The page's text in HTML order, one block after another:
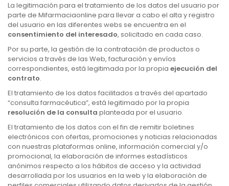
La legitimación para el tratamiento de los datos del usuario por
parte de Mifarmaciaonline para llevar a cabo el alta y registro
del usuario en las diferentes webs se encuentra en el
consentimiento del interesado, solicitado en cada caso.
Por su parte, la gestión de la contratación de productos o
servicios a través de las Web, facturación y envíos
correspondientes, está legitimada por la propia ejecución del
contrato.
El tratamiento de los datos facilitados a través del apartado
“consulta farmacéutica”, está legitimado por la propia
resolución de la consulta planteada por el usuario.
El tratamiento de los datos con el fin de remitir boletines
electrónicos con ofertas, promociones y noticias relacionadas
con nuestras plataformas online, información comercial y/o
promocional, la elaboración de informes estadísticos
anónimos respecto a los hábitos de acceso y la actividad
desarrollada por los usuarios en la web y la elaboración de